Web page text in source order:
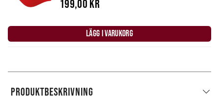
199,00 kr
LÄGG I VARUKORG
PRODUKTBESKRIVNING